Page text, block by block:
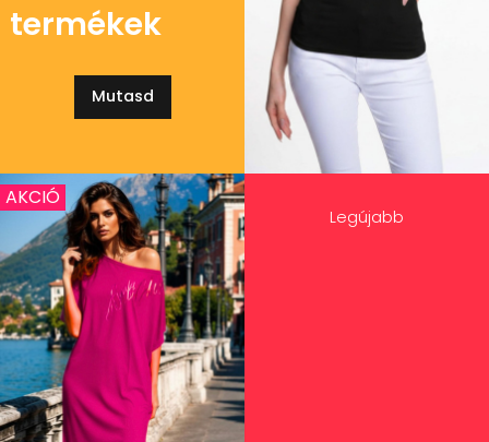
termékek
Mutasd
Legújabb
AKCIÓ